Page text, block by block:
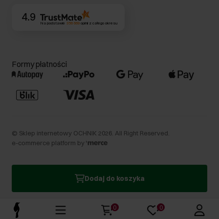
Dodaj do koszyka
4.9
Na podstawie 356 669opinii z całego okresu
Formy płatności
© Sklep internetowy OCHNIK 2026 . All Right Reserved.
e-commerce platform by
0 0